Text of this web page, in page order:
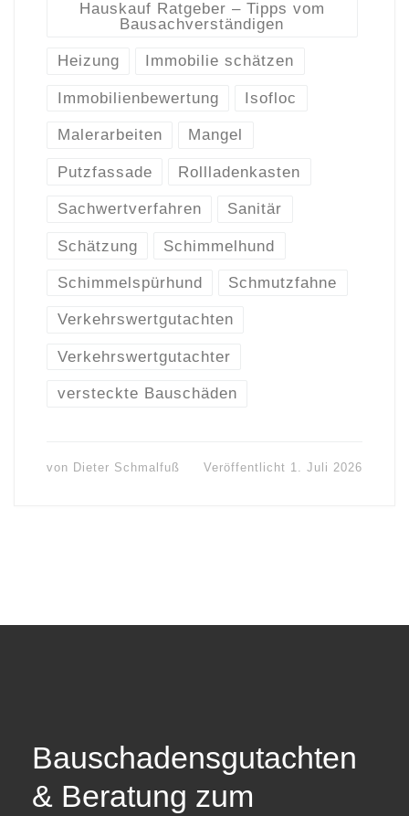
Hauskauf Ratgeber – Tipps vom
Bausachverständigen
Heizung Immobilie schätzen
Immobilienbewertung Isofloc
Malerarbeiten Mangel
Putzfassade Rollladenkasten
Sachwertverfahren Sanitär
Schätzung Schimmelhund
Schimmelspürhund Schmutzfahne
Verkehrswertgutachten
Verkehrswertgutachter
versteckte Bauschäden
von Dieter Schmalfuß Veröffentlicht 1. Juli 2026
Bauschadensgutachten
& Beratung zum